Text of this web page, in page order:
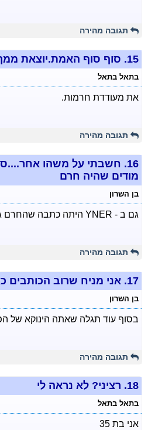
תגובה מהירה
15. סוף סוף האמת.יוצאת
בתאל בתאל
את מעודדת חרמות.
תגובה מהירה
16. חשבתי על משהו
מודים שהיה חרם
בן השרון
גם ב - YNER היתה כתבה שהחרם גרר ניצחון
תגובה מהירה
17. אני מניח שרוב הכותבים כאן הם
בן השרון
בסוף עוד תגלה שאתה הינוקא של
תגובה מהירה
18. רציני? לא נראה לי
בתאל בתאל
אני בת 35